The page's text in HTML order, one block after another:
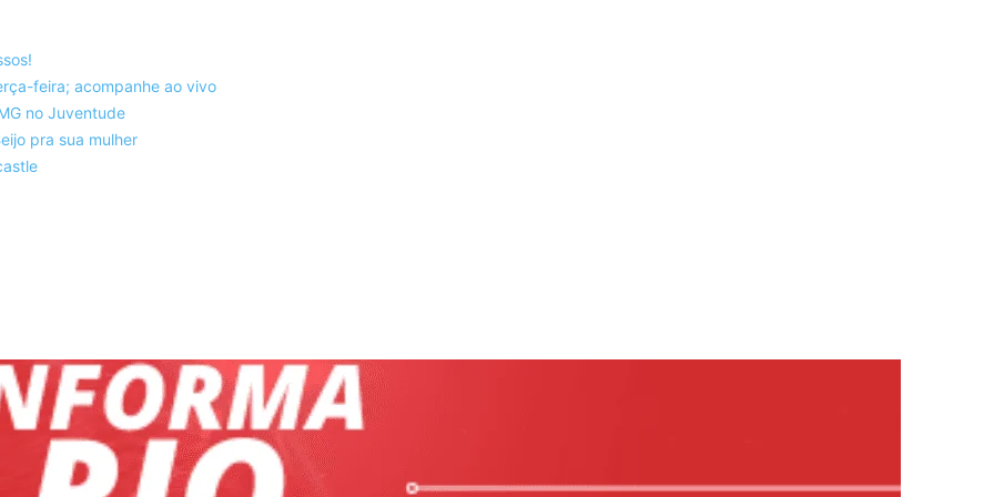
feira; acompanhe ao vivo
no Juventude
pra sua mulher